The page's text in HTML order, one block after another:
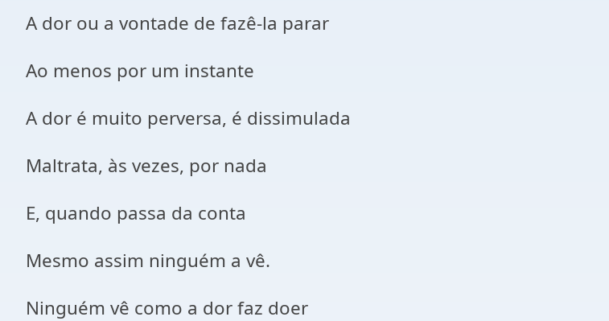
A dor ou a vontade de fazê-la parar
Ao menos por um instante
A dor é muito perversa, é dissimulada
Maltrata, às vezes, por nada
E, quando passa da conta
Mesmo assim ninguém a vê.
Ninguém vê como a dor faz doer